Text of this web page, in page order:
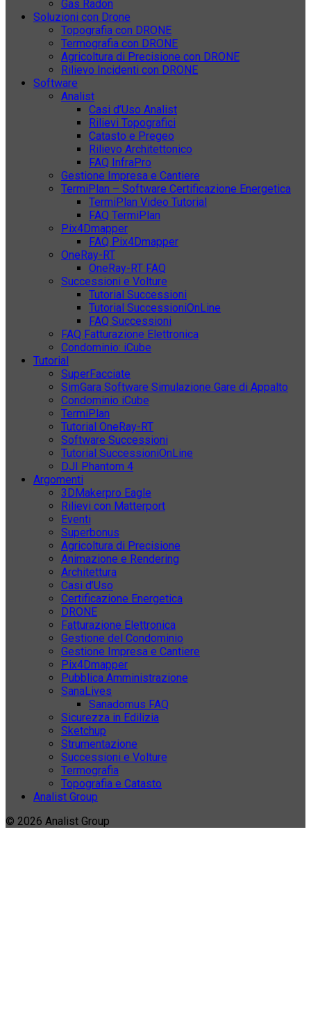
Gas Radon
Soluzioni con Drone
Topografia con DRONE
Termografia con DRONE
Agricoltura di Precisione con DRONE
Rilievo Incidenti con DRONE
Software
Analist
Casi d’Uso Analist
Rilievi Topografici
Catasto e Pregeo
Rilievo Architettonico
FAQ InfraPro
Gestione Impresa e Cantiere
TermiPlan – Software Certificazione Energetica
TermiPlan Video Tutorial
FAQ TermiPlan
Pix4Dmapper
FAQ Pix4Dmapper
OneRay-RT
OneRay-RT FAQ
Successioni e Volture
Tutorial Successioni
Tutorial SuccessioniOnLine
FAQ Successioni
FAQ Fatturazione Elettronica
Condominio: iCube
Tutorial
SuperFacciate
SimGara Software Simulazione Gare di Appalto
Condominio iCube
TermiPlan
Tutorial OneRay-RT
Software Successioni
Tutorial SuccessioniOnLine
DJI Phantom 4
Argomenti
3DMakerpro Eagle
Rilievi con Matterport
Eventi
Superbonus
Agricoltura di Precisione
Animazione e Rendering
Architettura
Casi d’Uso
Certificazione Energetica
DRONE
Fatturazione Elettronica
Gestione del Condominio
Gestione Impresa e Cantiere
Pix4Dmapper
Pubblica Amministrazione
SanaLives
Sanadomus FAQ
Sicurezza in Edilizia
Sketchup
Strumentazione
Successioni e Volture
Termografia
Topografia e Catasto
Analist Group
© 2026 Analist Group